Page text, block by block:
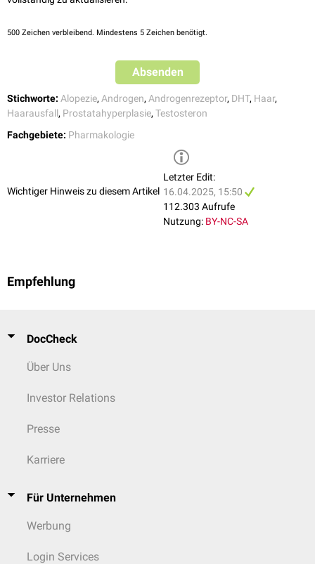
500 Zeichen verbleibend. Mindestens 5 Zeichen benötigt.
Absenden
Stichworte: Alopezie, Androgen, Androgenrezeptor, DHT, Haar,
Haarausfall, Prostatahyperplasie, Testosteron
Fachgebiete: Pharmakologie
Wichtiger Hinweis zu diesem Artikel
Letzter Edit:
16.04.2025, 15:50
112.303 Aufrufe
Nutzung: BY-NC-SA
Empfehlung
DocCheck
Über Uns
Investor Relations
Presse
Karriere
Für Unternehmen
Werbung
Login Services